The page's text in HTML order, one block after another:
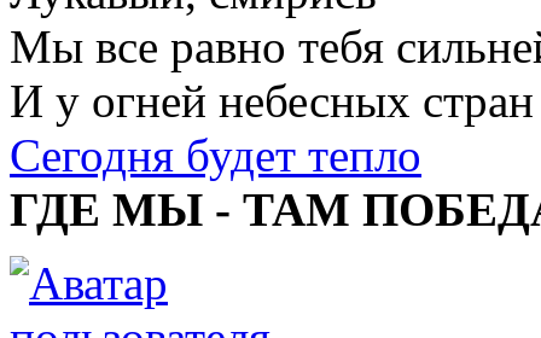
Мы все равно тебя
И у огней небесных стран
Сегодня будет тепло
ГДЕ МЫ - ТАМ